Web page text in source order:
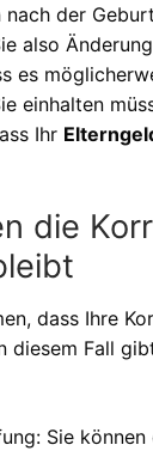
der
also
es
einhalten
Ihr
die
dass Ihre
diesem Fall
Sie